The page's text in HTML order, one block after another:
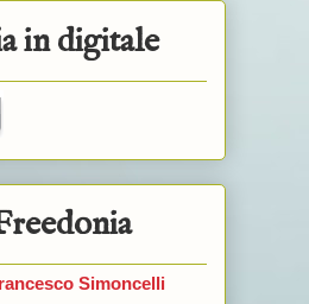
in digitale
Simoncelli